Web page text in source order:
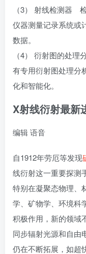
（3） 射线检测器
仪器测量记录系统或
数据。
（4） 衍射图的处
有专用衍射图处理分
化和智能化。
X射线衍射最新
编辑语音
自1912年劳厄等发现
线衍射这一重要探测
特别在凝聚态物理、
学、矿物学、环境科
积极作用，新的领域
同步辐射光源和自由
仍在不断拓展，如超